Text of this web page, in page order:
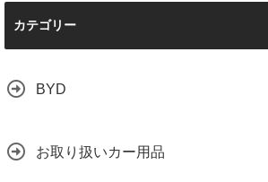
カテゴリー
BYD
お取り扱いカー用品